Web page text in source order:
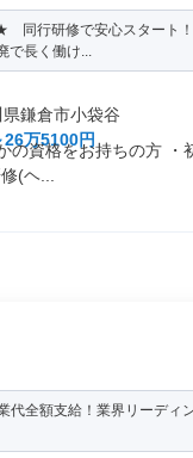
同行研修で安心スタート！
で長く働け...
鎌倉市小袋谷
万5100円
の資格をお持ちの方 ・
(ヘ...
代全額支給！業界リーディ